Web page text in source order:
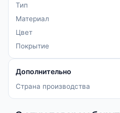
Тип
Материал
Цвет
Покрытие
Дополнительно
Страна производства